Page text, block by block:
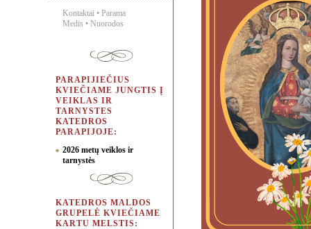
Kontaktai • Parama
Medis • Nuorodos
PARAPIJIEČIUS
KVIEČIAME JUNGTIS Į
VEIKLAS IR
TARNYSTES
KATEDROS
PARAPIJOJE:
2026 metų veiklos ir
tarnystės
KATEDROS MALDOS
GRUPELĖ KVIEČIAME
KARTU MELSTIS: